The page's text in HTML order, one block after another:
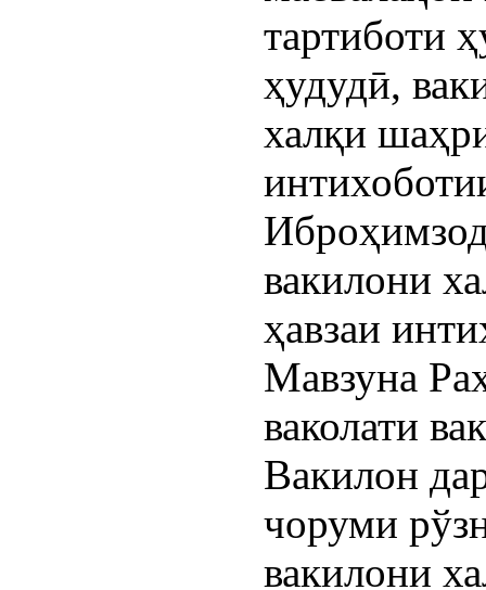
тартиботи
ҳудудӣ,
халқи
вакилони
ҳавзаи
Мавзуна
ваколати
Вакилон
чоруми
вакилони